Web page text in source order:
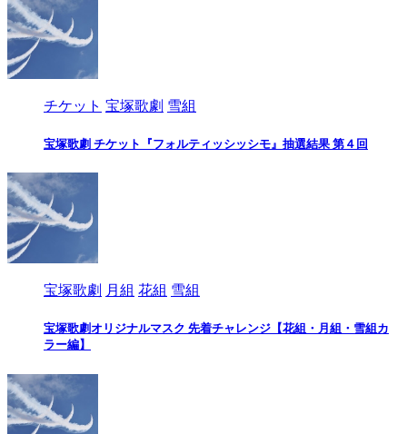
チケット 宝塚歌劇 雪組
宝塚歌劇 チケット『フォルティッシッシモ』抽選結果 第４回
宝塚歌劇 月組 花組 雪組
宝塚歌劇オリジナルマスク 先着チャレンジ【花組・月組・雪組カ
ラー編】